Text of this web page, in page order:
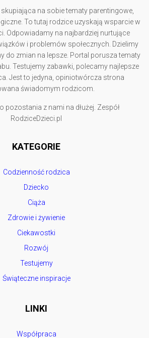
na sobie tematy parentingowe,
To tutaj rodzice uzyskają wsparcie w
Odpowiadamy na najbardziej nurtujące
i problemów społecznych. Dzielimy
do zmian na lepsze. Portal porusza tematy
Testujemy zabawki, polecamy najlepsze
Jest to jedyna, opiniotwórcza strona
świadomym rodzicom.
pozostania z nami na dłużej. Zespół
RodziceDzieci.pl
KATEGORIE
Codzienność rodzica
Dziecko
Ciąża
Zdrowie i żywienie
Ciekawostki
Rozwój
Testujemy
Świąteczne inspiracje
LINKI
Współpraca